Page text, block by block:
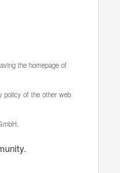
the homepage of
policy of the other web